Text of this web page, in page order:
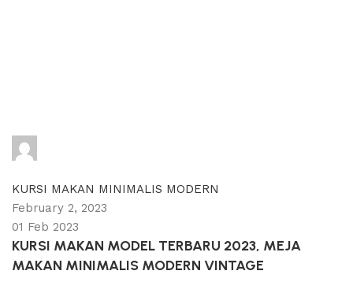
KURSI MAKAN MINIMALIS MODERN
February 2, 2023
01 Feb 2023
KURSI MAKAN MODEL TERBARU 2023, MEJA
MAKAN MINIMALIS MODERN VINTAGE